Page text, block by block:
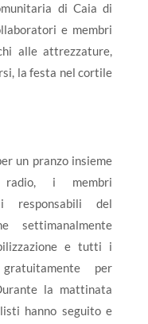
di Caia di
e membri
alle attrezzature,
la festa nel cortile
un pranzo insieme
i membri
del
e tutti i
per
la mattinata
hanno seguito e